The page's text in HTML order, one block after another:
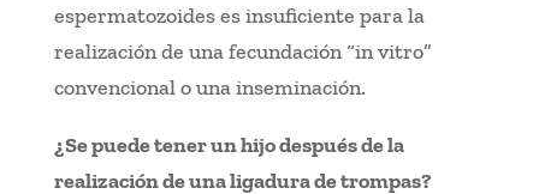
espermatozoides es insuficiente para la
realización de una fecundación “in vitro”
convencional o una inseminación.
¿Se puede tener un hijo después de la
realización de una ligadura de trompas?